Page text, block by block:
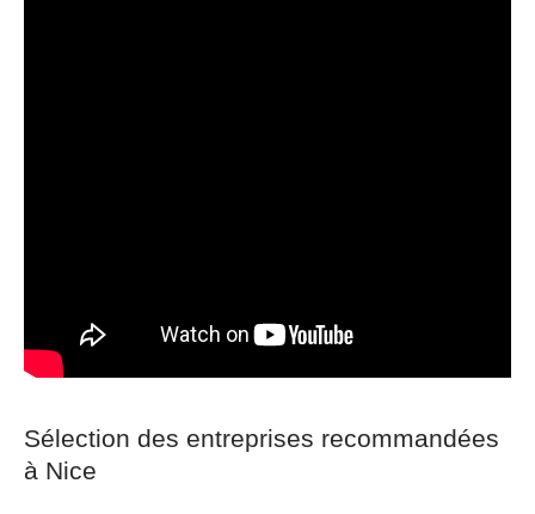
Sélection des entreprises recommandées
à Nice